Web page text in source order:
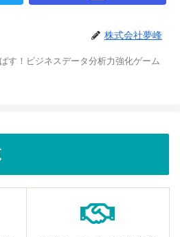
株式会社夢峰
す！ビジネスデータ分析力強化ゲーム